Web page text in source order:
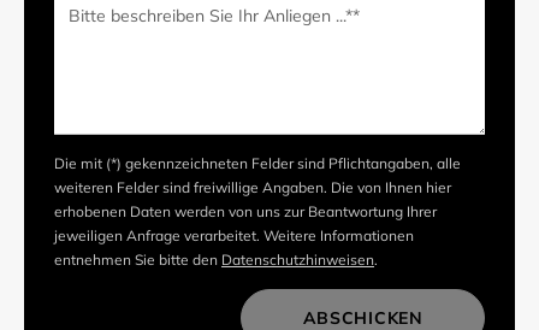
Die mit (*) gekennzeichneten Felder sind Pflichtangaben, alle
weiteren Felder sind freiwillige Angaben. Die von Ihnen hier
erhobenen Daten werden von uns zur Beantwortung Ihrer
jeweiligen Anfrage verarbeitet. Weitere Informationen
entnehmen Sie bitte den Datenschutzhinweisen.
ABSCHICKEN